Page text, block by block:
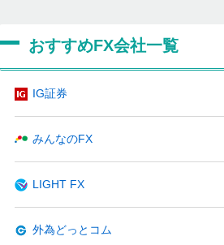
おすすめFX会社一覧
IG証券
みんなのFX
LIGHT FX
外為どっとコム